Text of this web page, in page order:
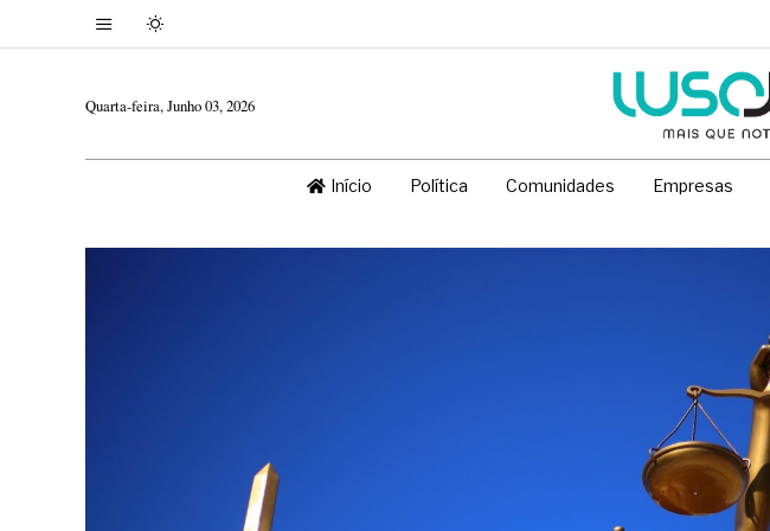
Quarta-feira, Junho 03, 2026
Início Política Comunidades Empresas